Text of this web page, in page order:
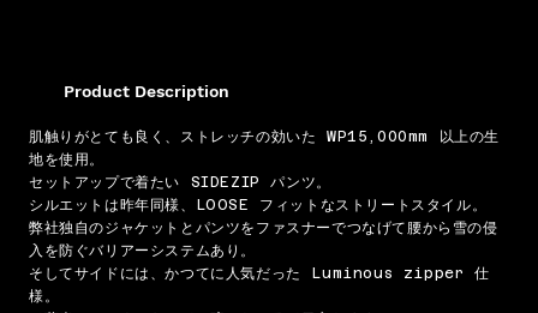
Product Description
肌触りがとても良く、ストレッチの効いた WP15,000mm 以上の生
地を使用。
セットアップで着たい SIDEZIP パンツ。
シルエットは昨年同様、LOOSE フィットなストリートスタイル。
弊社独自のジャケットとパンツをファスナーでつなげて腰から雪の侵
入を防ぐバリアーシステムあり。
そしてサイドには、かつてに人気だった Luminous zipper 仕
様。